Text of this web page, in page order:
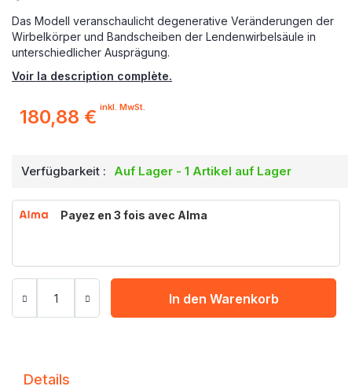
Das Modell veranschaulicht degenerative Veränderungen der
Wirbelkörper und Bandscheiben der Lendenwirbelsäule in
unterschiedlicher Ausprägung.
Voir la description complète.
180,88 € inkl. MwSt.
Verfügbarkeit : Auf Lager - 1 Artikel auf Lager
Payez en 3 fois avec Alma
In den Warenkorb
Details